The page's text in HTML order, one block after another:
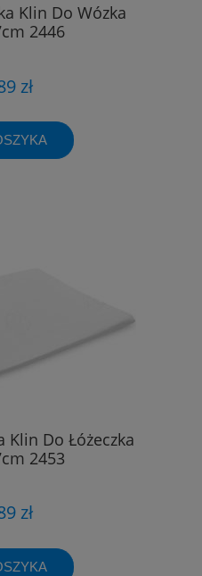
Klin Do Wózka
2446
zł
Klin Do Łóżeczka
2453
zł